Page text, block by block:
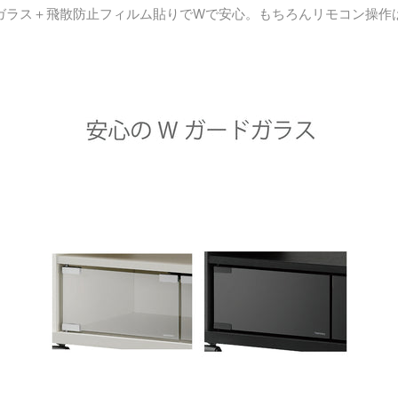
ラス＋飛散防止フィルム貼りでWで安心。 もちろんリモコン操作